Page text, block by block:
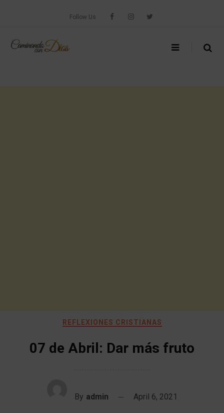
Follow Us
REFLEXIONES CRISTIANAS
07 de Abril: Dar más fruto
By admin April 6, 2021